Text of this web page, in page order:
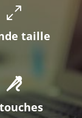
taille